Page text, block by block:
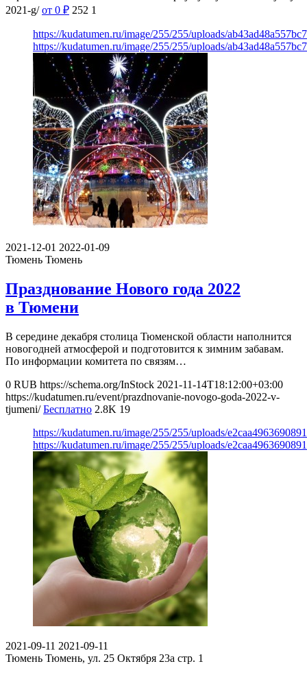
2021-g/ от 0 ₽ 252 1
https://kudatumen.ru/image/255/255/uploads/
https://kudatumen.ru/image/255/255/uploads/
2021-12-01 2022-01-09
Тюмень Тюмень
Празднование Нового года 2022
в Тюмени
В середине декабря столица Тюменской области наполнится
новогодней атмосферой и подготовится к зимним забавам.
По информации комитета по связям…
0 RUB https://schema.org/InStock 2021-11-14T18:12:00+03:00
https://kudatumen.ru/event/prazdnovanie-novogo-goda-2022-v-
tjumeni/ Бесплатно 2.8K 19
https://kudatumen.ru/image/255/255/uploads/
https://kudatumen.ru/image/255/255/uploads/
2021-09-11 2021-09-11
Тюмень Тюмень, ул. 25 Октября 23а стр. 1